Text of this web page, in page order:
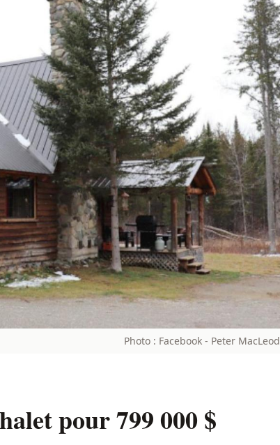
​​Photo : Facebook - Peter MacLeod
pour 799 000 $